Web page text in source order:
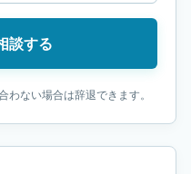
談する
ない場合は辞退できます。